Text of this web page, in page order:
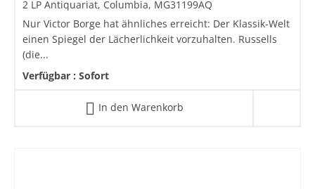
2 LP Antiquariat, Columbia, MG31199AQ
Nur Victor Borge hat ähnliches erreicht: Der Klassik-Welt
einen Spiegel der Lächerlichkeit vorzuhalten. Russells
(die...
Verfügbar : Sofort
In den Warenkorb